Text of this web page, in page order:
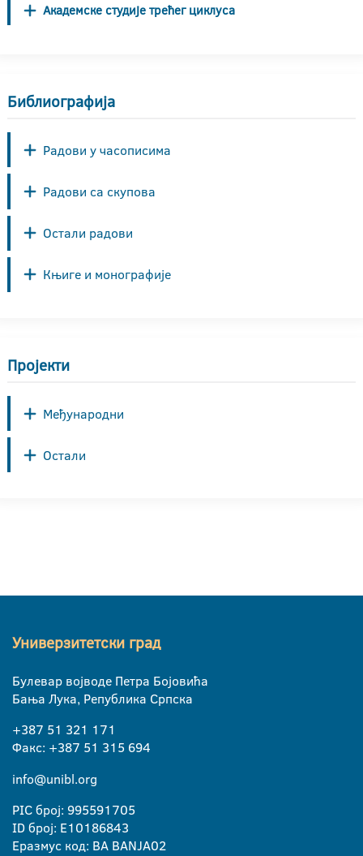
Академске студије трећег циклуса
Библиографија
Радови у часописима
Радови са скупова
Остали радови
Књиге и монографије
Пројекти
Међународни
Остали
Универзитетски град
Булевар војводе Петра Бојовића
Бања Лука, Република Српска
+387 51 321 171
Факс: +387 51 315 694
info@unibl.org
PIC број: 995591705
ID број: E10186843
Еразмус код: BA BANJA02